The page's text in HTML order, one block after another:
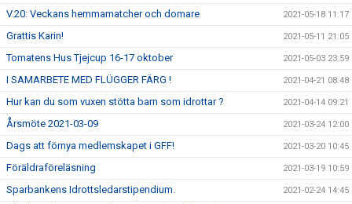
V.20: Veckans hemmamatcher och domare 2021-05-18 11:17
Grattis Karin! 2021-05-11 21:05
Tomatens Hus Tjejcup 16-17 oktober 2021-05-03 23:59
I SAMARBETE MED FLÜGGER FÄRG ! 2021-04-21 08:48
Hur kan du som vuxen stötta barn som idrottar ? 2021-04-14 09:21
Årsmöte 2021-03-09 2021-03-24 12:00
Dags att förnya medlemskapet i GFF! 2021-03-20 10:45
Föräldraföreläsning 2021-03-19 10:59
Sparbankens Idrottsledarstipendium. 2021-02-24 14:45